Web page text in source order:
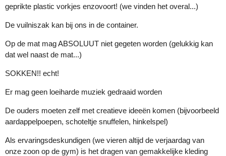
geprikte plastic vorkjes enzovoort! (we vinden het overal...)
De vuilniszak kan bij ons in de container.
Op de mat mag ABSOLUUT niet gegeten worden (gelukkig kan
dat wel naast de mat...)
SOKKEN!! echt!
Er mag geen loeiharde muziek gedraaid worden
De ouders moeten zelf met creatieve ideeën komen (bijvoorbeeld
aardappelpoepen, schoteltje snuffelen, hinkelspel)
Als ervaringsdeskundigen (we vieren altijd de verjaardag van
onze zoon op de gym) is het dragen van gemakkelijke kleding